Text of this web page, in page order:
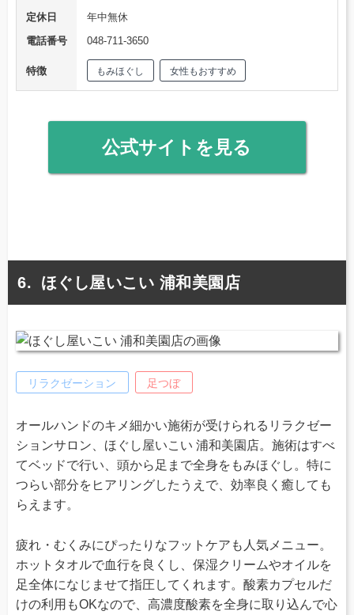
定休日
年中無休
電話番号
048‐711‐3650
特徴 もみほぐし 女性もおすすめ
公式サイトを見る
ほぐし屋いこい 浦和美園店
リラクゼーション 足つぼ
オールハンドのキメ細かい施術が受けられるリラクゼー
ションサロン、ほぐし屋いこい 浦和美園店。施術はすべ
てベッドで行い、頭から足まで全身をもみほぐし。特に
つらい部分をヒアリングしたうえで、効率良く癒しても
らえます。
疲れ・むくみにぴったりなフットケアも人気メニュー。
ホットタオルで血行を良くし、保湿クリームやオイルを
足全体になじませて指圧してくれます。酸素カプセルだ
けの利用もOKなので、高濃度酸素を全身に取り込んで心